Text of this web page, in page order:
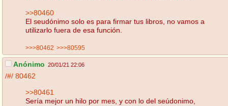
>>80460
El seudónimo solo es para firmar tus libros, no vamos a
utilizarlo fuera de esa función.
>>>80462 >>>80595
Anónimo 20/01/21 22:06
/#/ 80462
>>80461
Sería mejor un hilo por mes, y con lo del seúdonimo,